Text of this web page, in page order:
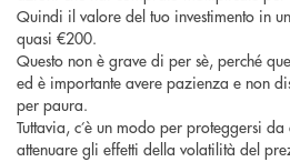
Quindi il valore del tuo investimento in
quasi €200.
Questo non è grave di per sè, perché
ed è importante avere pazienza e non
per paura.
Tuttavia, c’è un modo per proteggersi
attenuare gli effetti della volatilità del